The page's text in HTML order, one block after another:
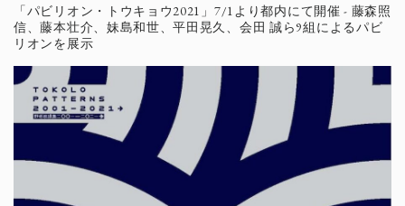
「パビリオン・トウキョウ2021」7/1より都内にて開催 - 藤森照
信、藤本壮介、妹島和世、平田晃久、会田 誠ら9組によるパビ
リオンを展示